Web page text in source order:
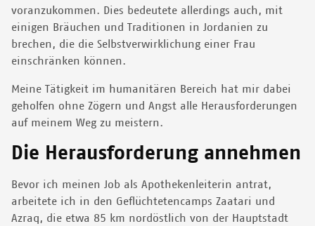
voranzukommen. Dies bedeutete allerdings auch, mit
einigen Bräuchen und Traditionen in Jordanien zu
brechen, die die Selbstverwirklichung einer Frau
einschränken können.
Meine Tätigkeit im humanitären Bereich hat mir dabei
geholfen ohne Zögern und Angst alle Herausforderungen
auf meinem Weg zu meistern.
Die Herausforderung annehmen
Bevor ich meinen Job als Apothekenleiterin antrat,
arbeitete ich in den Geflüchtetencamps Zaatari und
Azraq, die etwa 85 km nordöstlich von der Hauptstadt